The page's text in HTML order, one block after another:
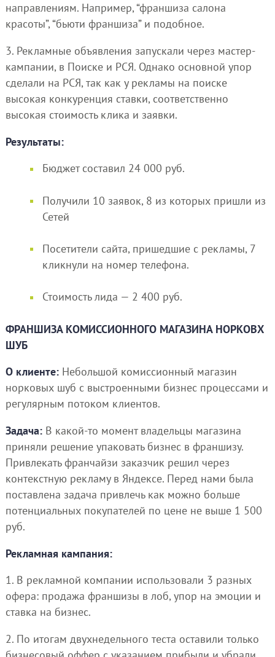
направлениям. Например, “франшиза салона
красоты”, “бьюти франшиза” и подобное.
3. Рекламные объявления запускали через мастер-
кампании, в Поиске и РСЯ. Однако основной упор
сделали на РСЯ, так как у рекламы на поиске
высокая конкуренция ставки, соответственно
высокая стоимость клика и заявки.
Результаты:
Бюджет составил 24 000 руб.
Получили 10 заявок, 8 из которых пришли из
Сетей
Посетители сайта, пришедшие с рекламы, 7
кликнули на номер телефона.
Стоимость лида — 2 400 руб.
ФРАНШИЗА КОМИССИОННОГО МАГАЗИНА НОРКОВХ
ШУБ
О клиенте:Небольшой комиссионный магазин
норковых шуб с выстроенными бизнес процессами и
регулярным потоком клиентов.
Задача:В какой-то момент владельцы магазина
приняли решение упаковать бизнес в франшизу.
Привлекать франчайзи заказчик решил через
контекстную рекламу в Яндексе. Перед нами была
поставлена задача привлечь как можно больше
потенциальных покупателей по цене не выше 1 500
руб.
Рекламная кампания:
1. В рекламной компании использовали 3 разных
офера: продажа франшизы в лоб, упор на эмоции и
ставка на бизнес.
2. По итогам двухнедельного теста оставили только